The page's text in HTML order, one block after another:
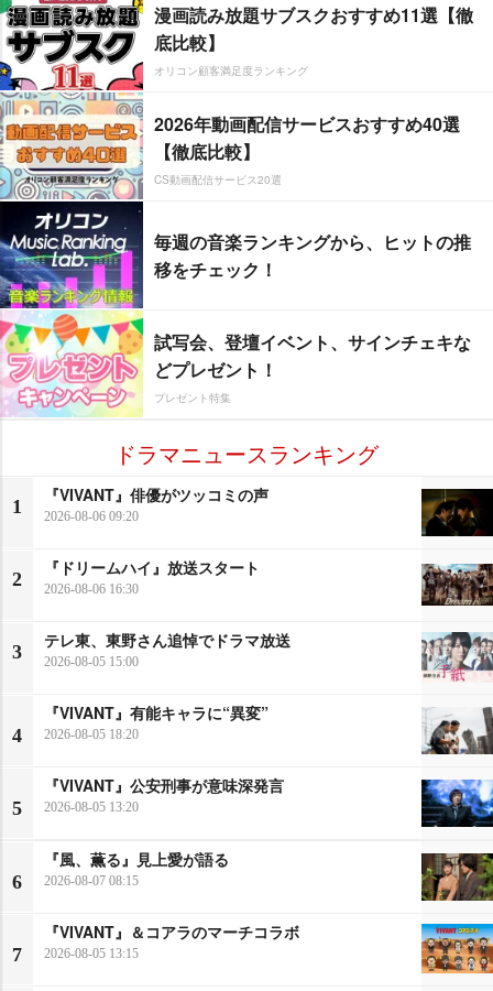
漫画読み放題サブスクおすすめ11選【徹
底比較】
オリコン顧客満足度ランキング
2026年動画配信サービスおすすめ40選
【徹底比較】
CS動画配信サービス20選
毎週の音楽ランキングから、ヒットの推
移をチェック！
試写会、登壇イベント、サインチェキな
どプレゼント！
プレゼント特集
ドラマニュースランキング
1
『VIVANT』俳優がツッコミの声
2026-08-06 09:20
2
『ドリームハイ』放送スタート
2026-08-06 16:30
3
テレ東、東野さん追悼でドラマ放送
2026-08-05 15:00
4
『VIVANT』有能キャラに“異変”
2026-08-05 18:20
5
『VIVANT』公安刑事が意味深発言
2026-08-05 13:20
6
『風、薫る』見上愛が語る
2026-08-07 08:15
7
『VIVANT』＆コアラのマーチコラボ
2026-08-05 13:15